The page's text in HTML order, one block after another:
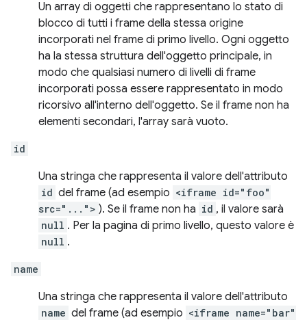
Un array di oggetti che rappresentano lo stato di
blocco di tutti i frame della stessa origine
incorporati nel frame di primo livello. Ogni oggetto
ha la stessa struttura dell'oggetto principale, in
modo che qualsiasi numero di livelli di frame
incorporati possa essere rappresentato in modo
ricorsivo all'interno dell'oggetto. Se il frame non ha
elementi secondari, l'array sarà vuoto.
id
Una stringa che rappresenta il valore dell'attributo
id del frame (ad esempio <iframe id="foo"
src="..."> ). Se il frame non ha id , il valore sarà
null . Per la pagina di primo livello, questo valore è
null .
name
Una stringa che rappresenta il valore dell'attributo
name del frame (ad esempio <iframe name="bar"